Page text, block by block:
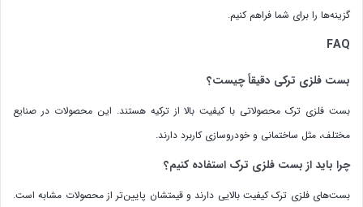
گزینه‌ها را برای شما فراهم کنیم.
FAQ
بست فلزی ترکی دقیقاً چیست؟
بست فلزی ترک محصولاتی با کیفیت بالا از ترکیه هستند. این محصولات در صنایع
مختلف، مثل ساختمانی و خودروسازی کاربرد دارند.
چرا باید از بست فلزی ترک استفاده کنیم؟
بست‌های فلزی ترک کیفیت بالایی دارند و قیمتشان پایین‌تر از محصولات مشابه است.